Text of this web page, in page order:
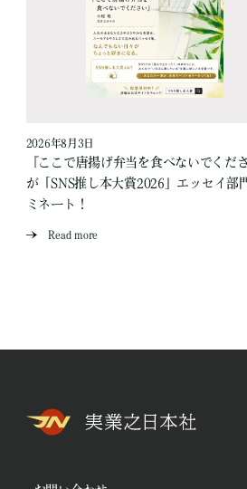
2026年8月3日
『ここで唐揚げ弁当を食べないでくださ
が「SNS推し本大賞2026」エッセイ部
ミネート！
Read more